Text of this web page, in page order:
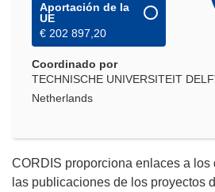
Aportación de la
UE
€ 202 897,20
Coordinado por
TECHNISCHE UNIVERSITEIT
Netherlands
CORDIS proporciona enlaces a
las publicaciones de los proyectos